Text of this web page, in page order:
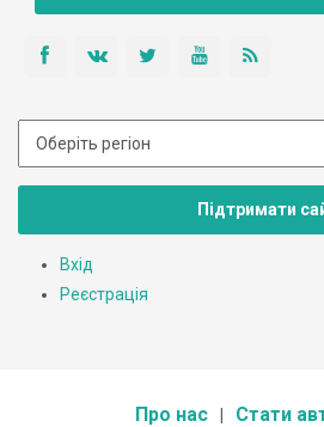
Підтримати
Вхід
Реєстрація
Про нас Стати